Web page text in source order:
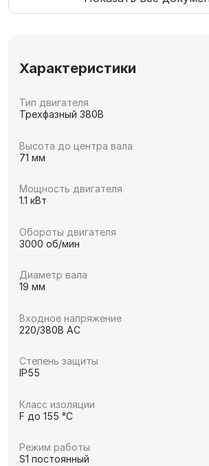
Характеристики
Тип двигателя
Трехфазный 380В
Высота до центра вала
71 мм
Мощность двигателя
1.1 кВт
Обороты двигателя
3000 об/мин
Диаметр вала
19 мм
Входное напряжение
220/380В AC
Степень защиты
IP55
Класс изоляции
F до 155 °C
Режим работы
S1 постоянный